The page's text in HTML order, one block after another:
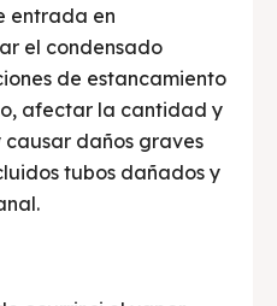
entrada en
el condensado
de estancamiento
afectar la cantidad y
daños graves
tubos dañados y